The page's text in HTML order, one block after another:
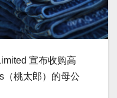
宣布收购高
（桃太郎）的母公